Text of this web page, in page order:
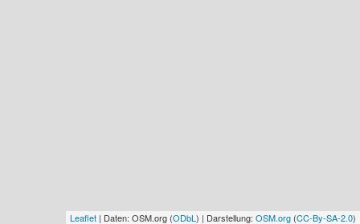
Leaflet | Daten: OSM.org (ODbL ) | Darstellung: OSM.org (CC-By-SA-2.0)